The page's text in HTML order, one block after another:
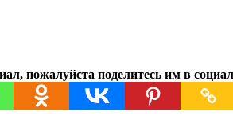
пожалуйста поделитесь им в